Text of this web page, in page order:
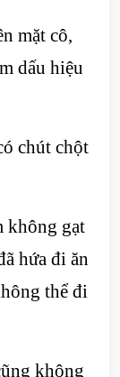
mặt cô,
dấu hiệu
chút chột
không gạt
hứa đi ăn
thể đi
không